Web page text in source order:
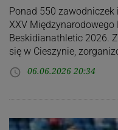
Ponad 550
XXV
Beskidianathletic 2026.
się w Cieszynie,
access_time 06.06.2026 20:34